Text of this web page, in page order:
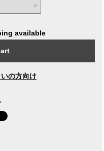
available
の方向け